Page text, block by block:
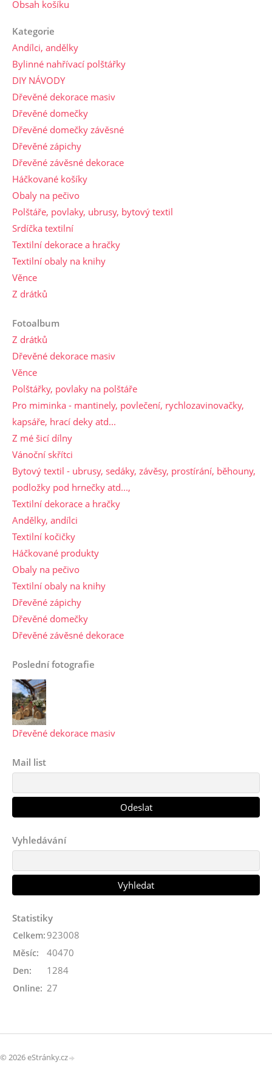
Obsah košíku
Kategorie
Andílci, andělky
Bylinné nahřívací polštářky
DIY NÁVODY
Dřevěné dekorace masiv
Dřevěné domečky
Dřevěné domečky závěsné
Dřevěné zápichy
Dřevěné závěsné dekorace
Háčkované košíky
Obaly na pečivo
Polštáře, povlaky, ubrusy, bytový textil
Srdíčka textilní
Textilní dekorace a hračky
Textilní obaly na knihy
Věnce
Z drátků
Fotoalbum
Z drátků
Dřevěné dekorace masiv
Věnce
Polštářky, povlaky na polštáře
Pro miminka - mantinely, povlečení, rychlozavinovačky,
kapsáře, hrací deky atd...
Z mé šicí dílny
Vánoční skřítci
Bytový textil - ubrusy, sedáky, závěsy, prostírání, běhouny,
podložky pod hrnečky atd...,
Textilní dekorace a hračky
Andělky, andílci
Textilní kočičky
Háčkované produkty
Obaly na pečivo
Textilní obaly na knihy
Dřevěné zápichy
Dřevěné domečky
Dřevěné závěsné dekorace
Poslední fotografie
Dřevěné dekorace masiv
Mail list
Vyhledávání
Statistiky
Online: 27
Celkem: 923008
Měsíc: 40470
Den: 1284
© 2026 eStránky.cz